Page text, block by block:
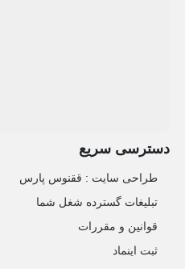
دسترسی سریع
طراحی سایت :‌ ققنوس پارس
تبلیغات گسترده شغل شما
قوانین و مقررات
ثبت اینماد